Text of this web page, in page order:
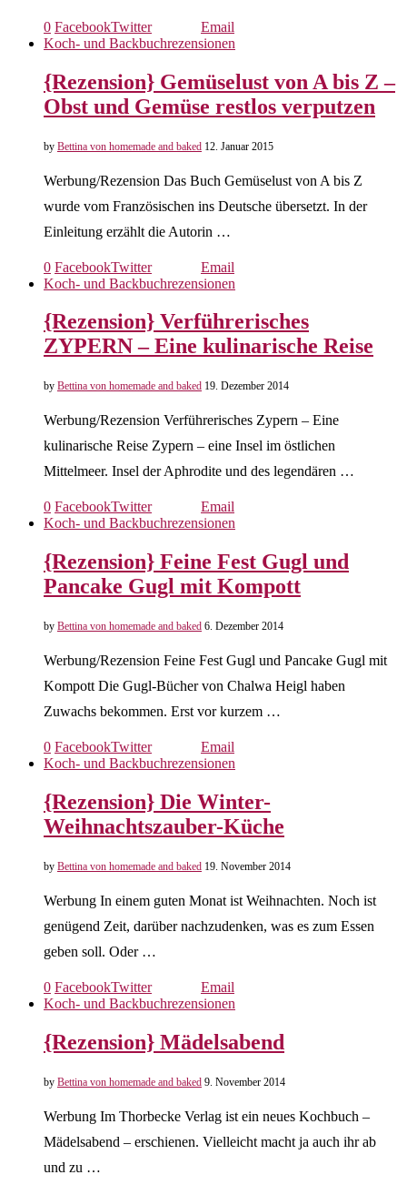
0 FacebookTwitter
Email
Koch- und Backbuchrezensionen
{Rezension} Gemüselust von A bis Z –
Obst und Gemüse restlos verputzen
by Bettina von homemade and baked 12. Januar 2015
Werbung/Rezension Das Buch Gemüselust von A bis Z
wurde vom Französischen ins Deutsche übersetzt. In der
Einleitung erzählt die Autorin …
0 FacebookTwitter
Email
Koch- und Backbuchrezensionen
{Rezension} Verführerisches
ZYPERN – Eine kulinarische Reise
by Bettina von homemade and baked 19. Dezember 2014
Werbung/Rezension Verführerisches Zypern – Eine
kulinarische Reise Zypern – eine Insel im östlichen
Mittelmeer. Insel der Aphrodite und des legendären …
0 FacebookTwitter
Email
Koch- und Backbuchrezensionen
{Rezension} Feine Fest Gugl und
Pancake Gugl mit Kompott
by Bettina von homemade and baked 6. Dezember 2014
Werbung/Rezension Feine Fest Gugl und Pancake Gugl mit
Kompott Die Gugl-Bücher von Chalwa Heigl haben
Zuwachs bekommen. Erst vor kurzem …
0 FacebookTwitter
Email
Koch- und Backbuchrezensionen
{Rezension} Die Winter-
Weihnachtszauber-Küche
by Bettina von homemade and baked 19. November 2014
Werbung In einem guten Monat ist Weihnachten. Noch ist
genügend Zeit, darüber nachzudenken, was es zum Essen
geben soll. Oder …
0 FacebookTwitter
Email
Koch- und Backbuchrezensionen
{Rezension} Mädelsabend
by Bettina von homemade and baked 9. November 2014
Werbung Im Thorbecke Verlag ist ein neues Kochbuch –
Mädelsabend – erschienen. Vielleicht macht ja auch ihr ab
und zu …